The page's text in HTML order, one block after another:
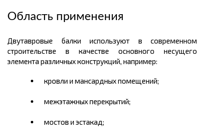
Область применения
Двутавровые балки используют в современном
строительстве в качестве основного несущего
элемента различных конструкций, например:
кровли и мансардных помещений;
межэтажных перекрытий;
мостов и эстакад;